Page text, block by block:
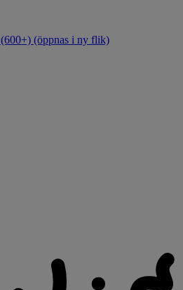
(600+) (öppnas i ny flik)